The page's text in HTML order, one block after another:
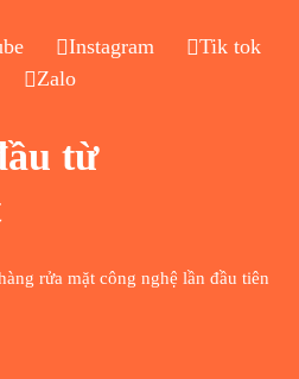
Instagram
Tik tok
Zalo
từ
rửa mặt công nghệ lần đầu tiên